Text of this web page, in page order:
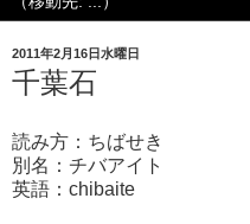
2011年2月16日水曜日
千葉石
読み方：ちばせき
別名：チバアイト
英語：chibaite